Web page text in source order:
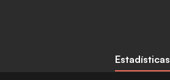
Estadísticas